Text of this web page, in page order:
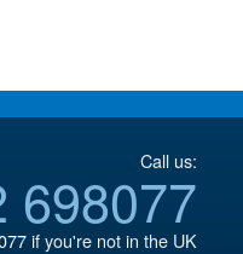
Call us:
698077
if you're not in the UK